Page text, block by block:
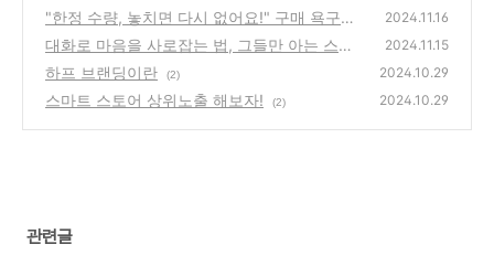
(2)
"한정 수량, 놓치면 다시 없어요!" 구매 욕구를
불러일으키는 심리
(25)
2024.11.16
대화로 마음을 사로잡는 법, 그들만 아는 스킬
대공개!
(0)
2024.11.15
하프 브랜딩이란 (2) 2024.10.29
스마트 스토어 상위노출 해보자! (2) 2024.10.29
관련글